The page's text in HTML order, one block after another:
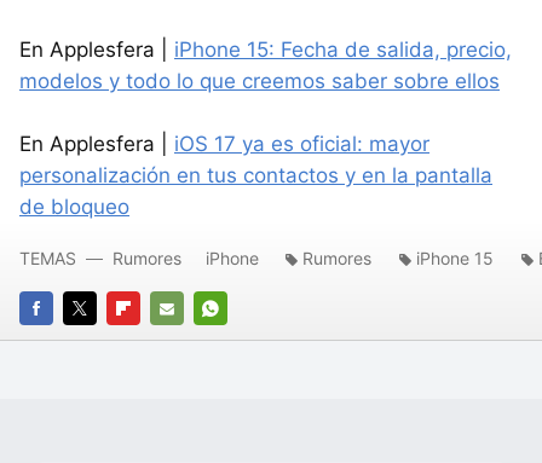
En Applesfera | iPhone 15: Fecha de salida, precio,
modelos y todo lo que creemos saber sobre ellos
En Applesfera | iOS 17 ya es oficial: mayor
personalización en tus contactos y en la pantalla
de bloqueo
FACEBOOK
TWITTERFLIPBOARD
E-
WHATSAPP
TEMAS Rumores iPhone Rumores iPhone 15